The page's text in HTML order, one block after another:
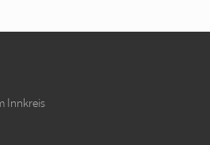
Innkreis